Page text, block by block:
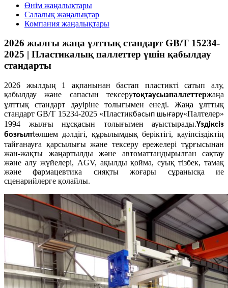
Өнім жаңалықтары
Салалық жаңалықтар
Компания жаңалықтары
2026 жылғы жаңа ұлттық стандарт GB/T 15234-
2025 | Пластикалық паллеттер үшін қабылдау
стандарты
2026 жылдың 1 ақпанынан бастап пластикті сатып алу,
қабылдау және сапасын тексерутоқтаусызпаллеттержаңа
ұлттық стандарт дәуіріне толығымен енеді. Жаңа ұлттық
стандарт GB/T 15234-2025 «Пластикбасып шығару«Палтелер»
1994 жылғы нұсқасын толығымен ауыстырады.Үздіксіз
бозғылтtөлшем дәлдігі, құрылымдық беріктігі, қауіпсіздіктің
тайғанауға қарсылығы және тексеру ережелері тұрғысынан
жан-жақты жаңартылды және автоматтандырылған сақтау
және алу жүйелері, AGV, ақылды қойма, суық тізбек, тамақ
және фармацевтика сияқты жоғары сұранысқа ие
сценарийлерге қолайлы.